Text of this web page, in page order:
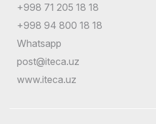
+998 71 205 18 18
+998 94 800 18 18
Whatsapp
post@iteca.uz
www.iteca.uz